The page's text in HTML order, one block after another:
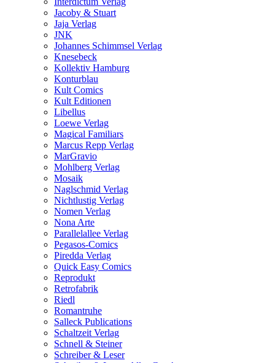
Jacoby & Stuart
Jaja Verlag
JNK
Johannes Schimmsel Verlag
Knesebeck
Kollektiv Hamburg
Konturblau
Kult Comics
Kult Editionen
Libellus
Loewe Verlag
Magical Familiars
Marcus Repp Verlag
MarGravio
Mohlberg Verlag
Mosaik
Naglschmid Verlag
Nichtlustig Verlag
Nomen Verlag
Nona Arte
Parallelallee Verlag
Pegasos-Comics
Piredda Verlag
Quick Easy Comics
Reprodukt
Retrofabrik
Riedl
Romantruhe
Salleck Publications
Schaltzeit Verlag
Schnell & Steiner
Schreiber & Leser